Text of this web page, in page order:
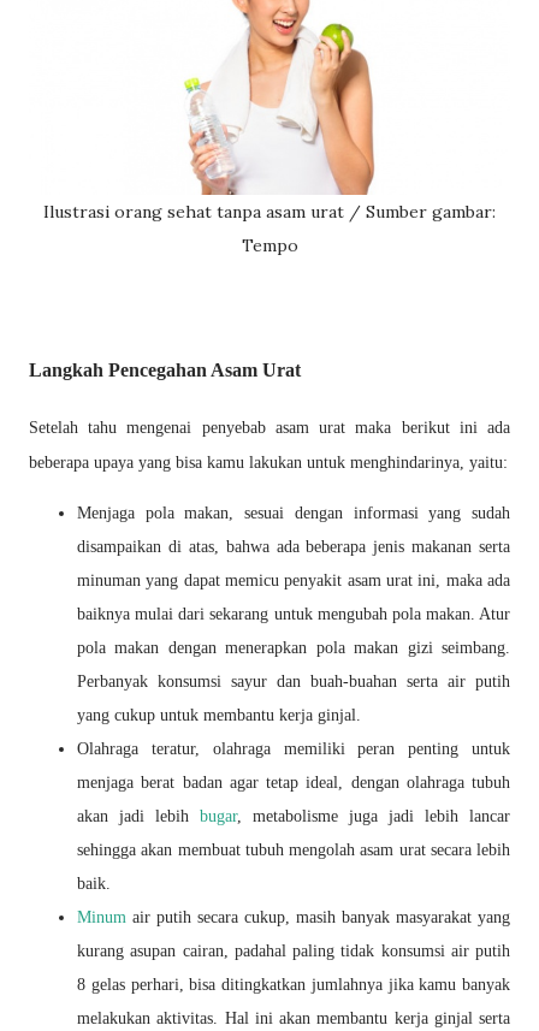
Ilustrasi orang sehat tanpa asam urat / Sumber gambar:
Tempo
Langkah Pencegahan Asam Urat
Setelah tahu mengenai penyebab asam urat maka berikut ini ada
beberapa upaya yang bisa kamu lakukan untuk menghindarinya, yaitu:
Menjaga pola makan, sesuai dengan informasi yang sudah
disampaikan di atas, bahwa adabeberapa jenis makanan serta
minuman yang dapat memicu penyakit asam urat ini, maka ada
baiknya mulai dari sekarang untuk mengubah pola makan. Atur
pola makan dengan menerapkan pola makan gizi seimbang.
Perbanyak konsumsi sayur dan buah-buahan serta air putih
yang cukup untuk membantu kerja ginjal.
Olahraga teratur, olahraga memiliki peran penting untuk
menjaga berat badan agar tetap ideal, dengan olahraga tubuh
akan jadi lebih bugar, metabolisme juga jadi lebih lancar
sehingga akan membuat tubuh mengolah asam urat secara lebih
baik.
Minum air putih secara cukup, masih banyak masyarakat yang
kurang asupan cairan, padahal paling tidak konsumsi air putih
8 gelas perhari, bisa ditingkatkan jumlahnya jika kamu banyak
melakukan aktivitas. Hal ini akan membantu kerja ginjal serta